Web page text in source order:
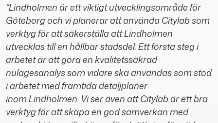
“Lindholmen är ett viktigt utvecklingsområde för
Göteborg och vi planerar att använda Citylab som
verktyg för att säkerställa att Lindholmen
utvecklas till en hållbar stadsdel. Ett första steg i
arbetet är att göra en kvalitetssäkrad
nulägesanalys som vidare ska användas som stöd
i arbetet med framtida detaljplaner
inom Lindholmen. Vi ser även att Citylab är ett bra
verktyg för att skapa en god samverkan med